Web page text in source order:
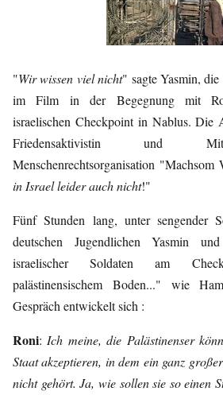
"Wir wissen viel nicht" sagte Yasmin,
im Film in der Begegnung mit
israelischen Checkpoint in Nablus. Die
Friedensaktivistin und
Menschenrechtsorganisation "Machsom
in Israel leider auch nicht!"
Fünf Stunden lang, unter sengender
deutschen Jugendlichen Yasmin
israelischer Soldaten am
palästinensischem Boden..." wie
Gespräch entwickelt sich :
Roni: Ich meine, die Palästinenser
Staat akzeptieren, in dem ein ganz
nicht gehört. Ja, wie sollen sie so einen